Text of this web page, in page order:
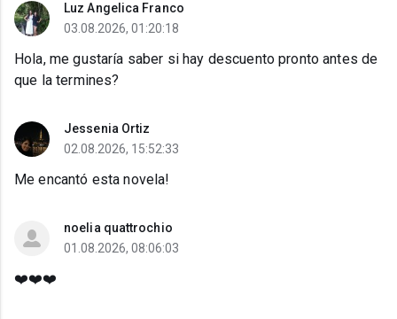
Luz Angelica Franco
03.08.2026, 01:20:18
Hola, me gustaría saber si hay descuento pronto antes de
que la termines?
Jessenia Ortiz
02.08.2026, 15:52:33
Me encantó esta novela!
noelia quattrochio
01.08.2026, 08:06:03
❤️❤️❤️